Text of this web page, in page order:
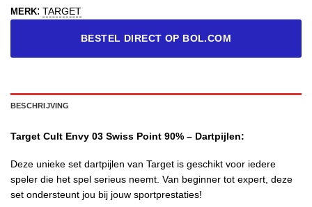
MERK: TARGET
BESTEL DIRECT OP BOL.COM
BESCHRIJVING
Target Cult Envy 03 Swiss Point 90% – Dartpijlen:
Deze unieke set dartpijlen van Target is geschikt voor iedere
speler die het spel serieus neemt. Van beginner tot expert, deze
set ondersteunt jou bij jouw sportprestaties!